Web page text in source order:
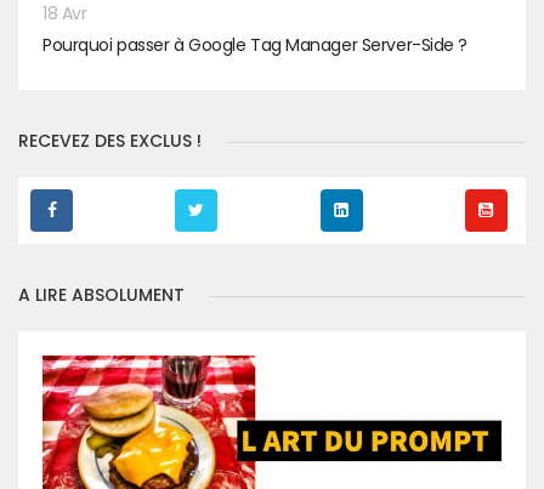
18 Avr
Pourquoi passer à Google Tag Manager Server-Side ?
RECEVEZ DES EXCLUS !
A LIRE ABSOLUMENT